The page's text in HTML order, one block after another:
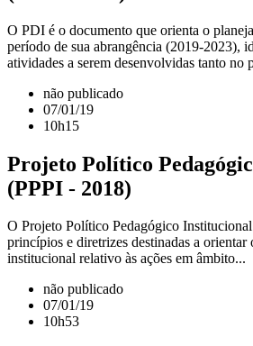
O PDI é o documento que orienta o
período de sua abrangência (2019-2023),
atividades a serem desenvolvidas tanto no
não publicado
07/01/19
10h15
Projeto Político
(PPPI - 2018)
O Projeto Político Pedagógico
princípios e diretrizes destinadas a
institucional relativo às ações em âmbito...
não publicado
07/01/19
10h53